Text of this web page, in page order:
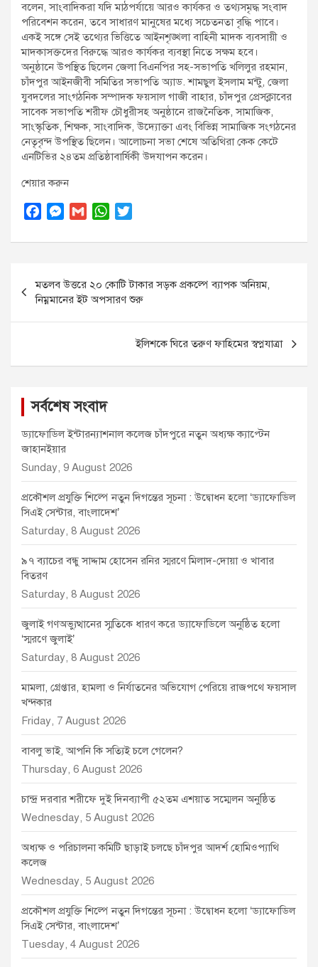
বলেন, সাংবাদিকরা যদি মাঠপর্যায়ে আরও কার্যকর ও তথ্যসমৃদ্ধ সংবাদ
পরিবেশন করেন, তবে সাধারণ মানুষের মধ্যে সচেতনতা বৃদ্ধি পাবে।
একই সঙ্গে সেই তথ্যের ভিত্তিতে আইনশৃঙ্খলা বাহিনী মাদক ব্যবসায়ী ও
মাদকাসক্তদের বিরুদ্ধে আরও কার্যকর ব্যবস্থা নিতে সক্ষম হবে।
অনুষ্ঠানে উপস্থিত ছিলেন জেলা বিএনপির সহ-সভাপতি খলিলুর রহমান,
চাঁদপুর আইনজীবী সমিতির সভাপতি অ্যাড. শামছুল ইসলাম মন্টু, জেলা
যুবদলের সাংগঠনিক সম্পাদক ফয়সাল গাজী বাহার, চাঁদপুর প্রেসক্লাবের
সাবেক সভাপতি শরীফ চৌধুরীসহ অনুষ্ঠানে রাজনৈতিক, সামাজিক,
সাংস্কৃতিক, শিক্ষক, সাংবাদিক, উদ্যোক্তা এবং বিভিন্ন সামাজিক সংগঠনের
নেতৃবৃন্দ উপস্থিত ছিলেন। আলোচনা সভা শেষে অতিথিরা কেক কেটে
এনটিভির ২৪তম প্রতিষ্ঠাবার্ষিকী উদযাপন করেন।
শেয়ার করুন
a
b
e
s
e
r
m
i
l
h
t
s
w
t
t
navigation
মতলব উত্তরে ২০ কোটি টাকার সড়ক প্রকল্পে ব্যাপক অনিয়ম,
নিম্নমানের ইট অপসারণ শুরু
ইলিশকে ঘিরে তরুণ ফাহিমের স্বপ্নযাত্রা
সর্বশেষ সংবাদ
ড্যাফোডিল ইন্টারন্যাশনাল কলেজ চাঁদপুরে নতুন অধ্যক্ষ ক্যাপ্টেন
জাহানইয়ার
Sunday, 9 August 2026
প্রকৌশল প্রযুক্তি শিল্পে নতুন দিগন্তের সূচনা : উদ্বোধন হলো ‘ড্যাফোডিল
সিএই সেন্টার, বাংলাদেশ’
Saturday, 8 August 2026
৯৭ ব্যাচের বন্ধু সাদ্দাম হোসেন রনির স্মরণে মিলাদ-দোয়া ও খাবার
বিতরণ
Saturday, 8 August 2026
জুলাই গণঅভ্যুত্থানের স্মৃতিকে ধারণ করে ড্যাফোডিলে অনুষ্ঠিত হলো
‘স্মরণে জুলাই’
Saturday, 8 August 2026
মামলা, গ্রেপ্তার, হামলা ও নির্যাতনের অভিযোগ পেরিয়ে রাজপথে ফয়সাল
খন্দকার
Friday, 7 August 2026
বাবলু ভাই, আপনি কি সত্যিই চলে গেলেন?
Thursday, 6 August 2026
চান্দ্র দরবার শরীফে দুই দিনব্যাপী ৫২তম এশয়াত সম্মেলন অনুষ্ঠিত
Wednesday, 5 August 2026
অধ্যক্ষ ও পরিচালনা কমিটি ছাড়াই চলছে চাঁদপুর আদর্শ হোমিওপ্যাথি
কলেজ
Wednesday, 5 August 2026
প্রকৌশল প্রযুক্তি শিল্পে নতুন দিগন্তের সূচনা : উদ্বোধন হলো ‘ড্যাফোডিল
সিএই সেন্টার, বাংলাদেশ’
Tuesday, 4 August 2026